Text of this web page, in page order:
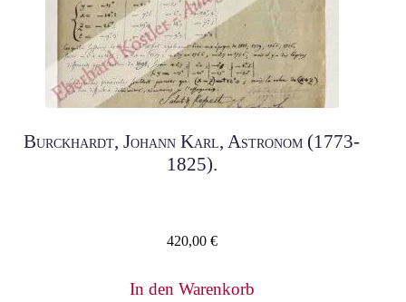
Burckhardt, Johann Karl, Astronom (1773-
1825).
420,00 €
In den Warenkorb